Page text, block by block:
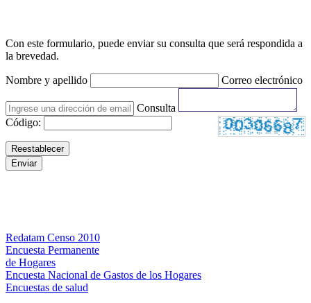
Con este formulario, puede enviar su consulta que será respondida a
la brevedad.
Nombre y apellido Correo electrónico
Consulta
Código:
Redatam Censo 2010
Encuesta Permanente
de Hogares
Encuesta Nacional de Gastos de los Hogares
Encuestas de salud